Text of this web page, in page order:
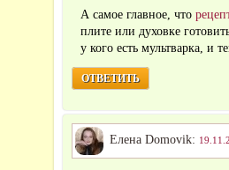
А самое главное, что
плите или духовке
у кого есть мультварка, и
ОТВЕТИТЬ
Елена Domovik: